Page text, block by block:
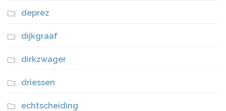
deprez
dijkgraaf
dirkzwager
driessen
echtscheiding